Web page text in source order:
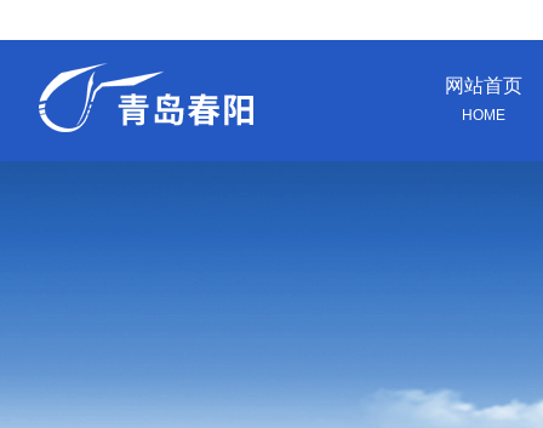
网站首页
HOME